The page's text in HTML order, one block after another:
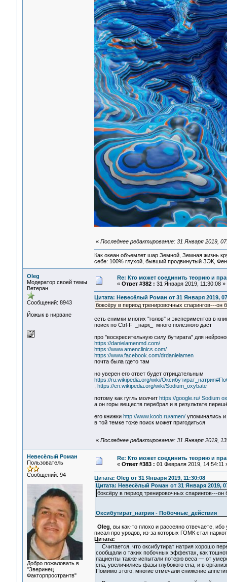
« Последнее редактирование: 31 Января 2019,
Как океан объемлет шар Земной, Земная жизнь
себе: 100% глухой, бывший продвинутый ЗЭК,
Oleg
Модератор своей темы
Ветеран
Сообщений: 8943
Йожык в нирване
Re: Кто может соединить теорию и
« Ответ #382 : 31 Января 2019, 11:30:08 »
Цитата: Невесёлый Роман от 31 Января 2019,
боксёру в период тренировочных спарингов---
есть снимки многих "голов" и экспериментов в
поиск по Ctrl-F _нарк_ много полезного даст
про "воскресительную силу бутирата" для
https://danielamenmd.com/
https://www.amenclinics.com/
https://www.facebook.com/drdanielamen
почта была гдето там
но уверен его ответ будет отрицательным
https://ru.wikipedia.org/wiki/
https://en.wikipedia.org/wiki/Sodium_oxybate
потому как гугль молчит https://google.ru/ Sodium
а он горы веществ перебрал и в результате
его книжки http://www.koob.ru/amen/упоминались и
в той темке тоже поиск может пригодиться
« Последнее редактирование: 31 Января 2019,
Невесёлый Роман
Пользователь
Сообщений: 94
Добро пожаловать в
"Зверинец
Факторпространтв"
Re: Кто может соединить теорию и
« Ответ #383 : 01 Февраля 2019, 14:54:11
Цитата: Oleg от 31 Января 2019, 11:30:08
Цитата: Невесёлый Роман от 31 Января 2019,
боксёру в период тренировочных спарингов---
Оксибутират_натрия - Побочные_действия
Oleg , вы как-то плохо и рассеяно отвечаете,
писал про уродов, из-за которых ГОМК стал
Цитата:
Считается, что оксибутират натрия хорошо
сообщали о таких побочных эффектах, как
пациенты также испытали потерю веса — от
сна, увеличились фазы глубокого сна, и в
Помимо этого, многие отмечали снижение